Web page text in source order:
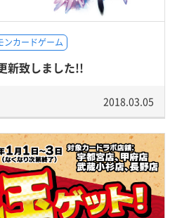
ンカードゲーム
新致しました!!
2018.03.05